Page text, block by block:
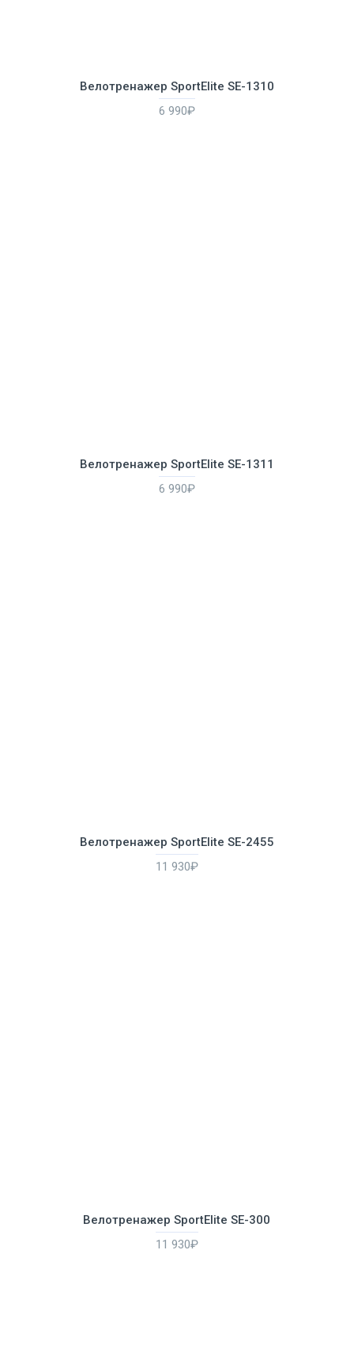
Велотренажер SportElite SE-1310
6 990₽
Велотренажер SportElite SE-1311
6 990₽
Велотренажер SportElite SE-2455
11 930₽
Велотренажер SportElite SE-300
11 930₽